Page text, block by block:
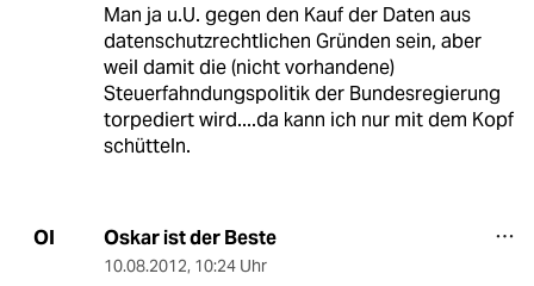
Man ja u.U. gegen den Kauf der Daten aus
datenschutzrechtlichen Gründen sein, aber
weil damit die (nicht vorhandene)
Steuerfahndungspolitik der Bundesregierung
torpediert wird....da kann ich nur mit dem Kopf
schütteln.
OI Oskar ist der Beste
10.08.2012, 10:24 Uhr